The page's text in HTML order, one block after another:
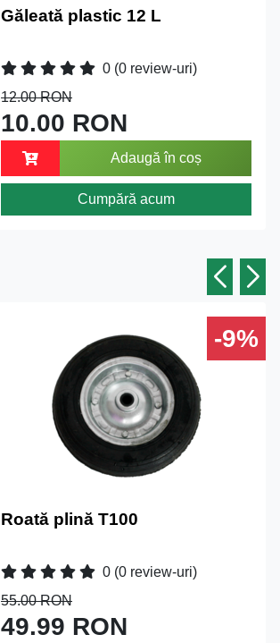
Găleată plastic 12 L
0 (0 review-uri)
12.00 RON
10.00 RON
Adaugă în coș
Cumpără acum
-9%
Roată plină T100
0 (0 review-uri)
55.00 RON
49.99 RON